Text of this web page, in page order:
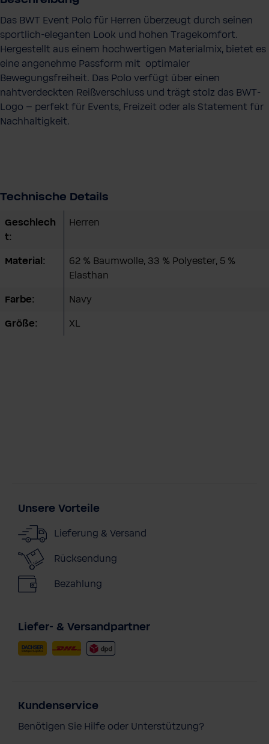
Das BWT Event Polo für Herren überzeugt durch seinen
sportlich-eleganten Look und hohen Tragekomfort.
Hergestellt aus einem hochwertigen Materialmix, bietet es
eine angenehme Passform mit optimaler
Bewegungsfreiheit. Das Polo verfügt über einen
nahtverdeckten Reißverschluss und trägt stolz das BWT-
Logo – perfekt für Events, Freizeit oder als Statement für
Nachhaltigkeit.
Technische Details
Geschlech
t:
Herren
Material:
62 % Baumwolle, 33 % Polyester, 5 %
Elasthan
Farbe: Navy
Größe: XL
Unsere Vorteile
Lieferung & Versand
Rücksendung
Bezahlung
Liefer- & Versandpartner
Kundenservice
Benötigen Sie Hilfe oder Unterstützung?